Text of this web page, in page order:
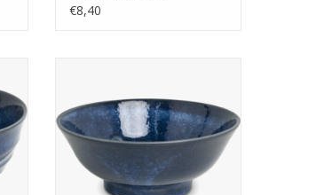
€8,40
TOEVOEGEN AAN WINKELWAGEN